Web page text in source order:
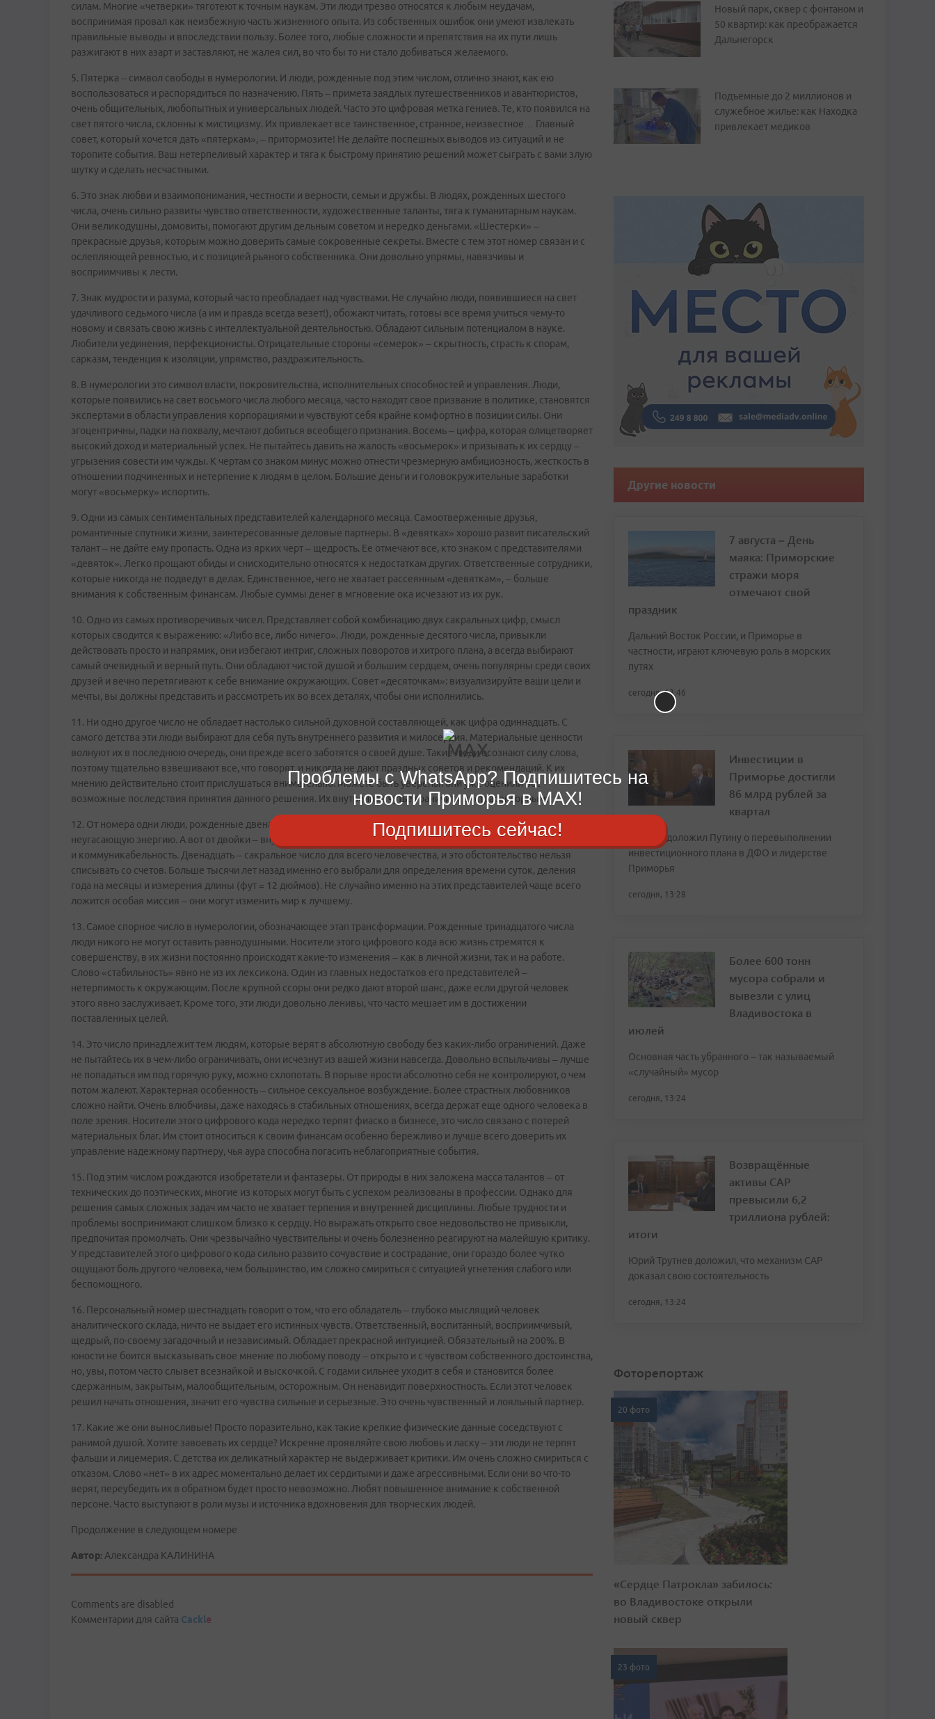
силам. Многие «четверки» тяготеют к точным наукам. Эти люди трезво относятся к любым неудачам,
воспринимая провал как неизбежную часть жизненного опыта. Из собственных ошибок они умеют извлекать
правильные выводы и впоследствии пользу. Более того, любые сложности и препятствия на их пути лишь
разжигают в них азарт и заставляют, не жалея сил, во что бы то ни стало добиваться желаемого.
5. Пятерка – символ свободы в нумерологии. И люди, рожденные под этим числом, отлично знают, как ею
воспользоваться и распорядиться по назначению. Пять – примета заядлых путешественников и авантюристов,
очень общительных, любопытных и универсальных людей. Часто это цифровая метка гениев. Те, кто появился на
свет пятого числа, склонны к мистицизму. Их привлекает все таинственное, странное, неизвестное… Главный
совет, который хочется дать «пятеркам», – притормозите! Не делайте поспешных выводов из ситуаций и не
торопите события. Ваш нетерпеливый характер и тяга к быстрому принятию решений может сыграть с вами злую
шутку и сделать несчастными.
6. Это знак любви и взаимопонимания, честности и верности, семьи и дружбы. В людях, рожденных шестого
числа, очень сильно развиты чувство ответственности, художественные таланты, тяга к гуманитарным наукам.
Они великодушны, домовиты, помогают другим дельным советом и нередко деньгами. «Шестерки» –
прекрасные друзья, которым можно доверить самые сокровенные секреты. Вместе с тем этот номер связан и с
ослепляющей ревностью, и с позицией рьяного собственника. Они довольно упрямы, навязчивы и
восприимчивы к лести.
7. Знак мудрости и разума, который часто преобладает над чувствами. Не случайно люди, появившиеся на свет
удачливого седьмого числа (а им и правда всегда везет!), обожают читать, готовы все время учиться чему-то
новому и связать свою жизнь с интеллектуальной деятельностью. Обладают сильным потенциалом в науке.
Любители уединения, перфекционисты. Отрицательные стороны «семерок» – скрытность, страсть к спорам,
сарказм, тенденция к изоляции, упрямство, раздражительность.
8. В нумерологии это символ власти, покровительства, исполнительных способностей и управления. Люди,
которые появились на свет восьмого числа любого месяца, часто находят свое призвание в политике, становятся
экспертами в области управления корпорациями и чувствуют себя крайне комфортно в позиции силы. Они
эгоцентричны, падки на похвалу, мечтают добиться всеобщего признания. Восемь – цифра, которая олицетворяет
высокий доход и материальный успех. Не пытайтесь давить на жалость «восьмерок» и призывать к их сердцу –
угрызения совести им чужды. К чертам со знаком минус можно отнести чрезмерную амбициозность, жесткость в
отношении подчиненных и нетерпение к людям в целом. Большие деньги и головокружительные заработки
могут «восьмерку» испортить.
9. Одни из самых сентиментальных представителей календарного месяца. Самоотверженные друзья,
романтичные спутники жизни, заинтересованные деловые партнеры. В «девятках» хорошо развит писательский
талант – не дайте ему пропасть. Одна из ярких черт – щедрость. Ее отмечают все, кто знаком с представителями
«девяток». Легко прощают обиды и снисходительно относятся к недостаткам других. Ответственные сотрудники,
которые никогда не подведут в делах. Единственное, чего не хватает рассеянным «девяткам», – больше
внимания к собственным финансам. Любые суммы денег в мгновение ока исчезают из их рук.
10. Одно из самых противоречивых чисел. Представляет собой комбинацию двух сакральных цифр, смысл
которых сводится к выражению: «Либо все, либо ничего». Люди, рожденные десятого числа, привыкли
действовать просто и напрямик, они избегают интриг, сложных поворотов и хитрого плана, а всегда выбирают
самый очевидный и верный путь. Они обладают чистой душой и большим сердцем, очень популярны среди своих
друзей и вечно перетягивают к себе внимание окружающих. Совет «десяточкам»: визуализируйте ваши цели и
мечты, вы должны представить и рассмотреть их во всех деталях, чтобы они исполнились.
11. Ни одно другое число не обладает настолько сильной духовной составляющей, как цифра одиннадцать. С
самого детства эти люди выбирают для себя путь внутреннего развития и милосердия. Материальные ценности
волнуют их в последнюю очередь, они прежде всего заботятся о своей душе. Такие люди осознают силу слова,
поэтому тщательно взвешивают все, что говорят, и никогда не дают праздных советов и рекомендаций. К их
мнению действительно стоит прислушаться внимательно. Можете быть уверены: они уже оценили все
возможные последствия принятия данного решения. Их внутреннее чутье граничит с экстрасенсорным.
12. От номера одни люди, рожденные двенадцатого числа, взяли твердую волю, позитивное отношение к жизни и
неугасающую энергию. А вот от двойки – внутреннюю гармонию, баланс сил, блестящий организационный талант
и коммуникабельность. Двенадцать – сакральное число для всего человечества, и это обстоятельство нельзя
списывать со счетов. Больше тысячи лет назад именно его выбрали для определения времени суток, деления
года на месяцы и измерения длины (фут = 12 дюймов). Не случайно именно на этих представителей чаще всего
ложится особая миссия – они могут изменить мир к лучшему.
13. Самое спорное число в нумерологии, обозначающее этап трансформации. Рожденные тринадцатого числа
люди никого не могут оставить равнодушными. Носители этого цифрового кода всю жизнь стремятся к
совершенству, в их жизни постоянно происходят какие-то изменения – как в личной жизни, так и на работе.
Слово «стабильность» явно не из их лексикона. Один из главных недостатков его представителей –
нетерпимость к окружающим. После крупной ссоры они редко дают второй шанс, даже если другой человек
этого явно заслуживает. Кроме того, эти люди довольно ленивы, что часто мешает им в достижении
поставленных целей.
14. Это число принадлежит тем людям, которые верят в абсолютную свободу без каких-либо ограничений. Даже
не пытайтесь их в чем-либо ограничивать, они исчезнут из вашей жизни навсегда. Довольно вспыльчивы – лучше
не попадаться им под горячую руку, можно схлопотать. В порыве ярости абсолютно себя не контролируют, о чем
потом жалеют. Характерная особенность – сильное сексуальное возбуждение. Более страстных любовников
сложно найти. Очень влюбчивы, даже находясь в стабильных отношениях, всегда держат еще одного человека в
поле зрения. Носители этого цифрового кода нередко терпят фиаско в бизнесе, это число связано с потерей
материальных благ. Им стоит относиться к своим финансам особенно бережливо и лучше всего доверить их
управление надежному партнеру, чья аура способна погасить неблагоприятные события.
15. Под этим числом рождаются изобретатели и фантазеры. От природы в них заложена масса талантов – от
технических до поэтических, многие из которых могут быть с успехом реализованы в профессии. Однако для
решения самых сложных задач им часто не хватает терпения и внутренней дисциплины. Любые трудности и
проблемы воспринимают слишком близко к сердцу. Но выражать открыто свое недовольство не привыкли,
предпочитая промолчать. Они чрезвычайно чувствительны и очень болезненно реагируют на малейшую критику.
У представителей этого цифрового кода сильно развито сочувствие и сострадание, они гораздо более чутко
ощущают боль другого человека, чем большинство, им сложно смириться с ситуацией угнетения слабого или
беспомощного.
16. Персональный номер шестнадцать говорит о том, что его обладатель – глубоко мыслящий человек
аналитического склада, ничто не выдает его истинных чувств. Ответственный, воспитанный, восприимчивый,
щедрый, по-своему загадочный и независимый. Обладает прекрасной интуицией. Обязательный на 200%. В
юности не боится высказывать свое мнение по любому поводу – открыто и с чувством собственного достоинства,
но, увы, потом часто слывет всезнайкой и выскочкой. С годами сильнее уходит в себя и становится более
сдержанным, закрытым, малообщительным, осторожным. Он ненавидит поверхностность. Если этот человек
решил начать отношения, значит его чувства сильные и серьезные. Это очень чувственный и лояльный партнер.
17. Какие же они выносливые! Просто поразительно, как такие крепкие физические данные соседствуют с
ранимой душой. Хотите завоевать их сердце? Искренне проявляйте свою любовь и ласку – эти люди не терпят
фальши и лицемерия. С детства их деликатный характер не выдерживает критики. Им очень сложно смириться с
отказом. Слово «нет» в их адрес моментально делает их сердитыми и даже агрессивными. Если они во что-то
верят, переубедить их в обратном будет просто невозможно. Любят повышенное внимание к собственной
персоне. Часто выступают в роли музы и источника вдохновения для творческих людей.
Продолжение в следующем номере
Автор: Александра КАЛИНИНА
Comments are disabled
Комментарии для сайта Cackle
Новый парк, сквер с фонтаном и
50 квартир: как преображается
Дальнегорск
Подъемные до 2 миллионов и
служебное жилье: как Находка
привлекает медиков
Другие новости
7 августа – День
маяка: Приморские
стражи моря
отмечают свой
праздник
Дальний Восток России, и Приморье в
частности, играют ключевую роль в морских
путях
сегодня, 13:46
Инвестиции в
Приморье достигли
86 млрд рублей за
квартал
Трутнев доложил Путину о перевыполнении
инвестиционного плана в ДФО и лидерстве
Приморья
сегодня, 13:28
Более 600 тонн
мусора собрали и
вывезли с улиц
Владивостока в
июлей
Основная часть убранного – так называемый
«случайный» мусор
сегодня, 13:24
Возвращённые
активы САР
превысили 6,2
триллиона рублей:
итоги
Юрий Трутнев доложил, что механизм САР
доказал свою состоятельность
сегодня, 13:24
Фоторепортаж
20 фото
«Сердце Патрокла» забилось:
во Владивостоке открыли
новый сквер
23 фото
Проблемы с WhatsApp? Подпишитесь на
новости Приморья в MAX!
Подпишитесь сейчас!